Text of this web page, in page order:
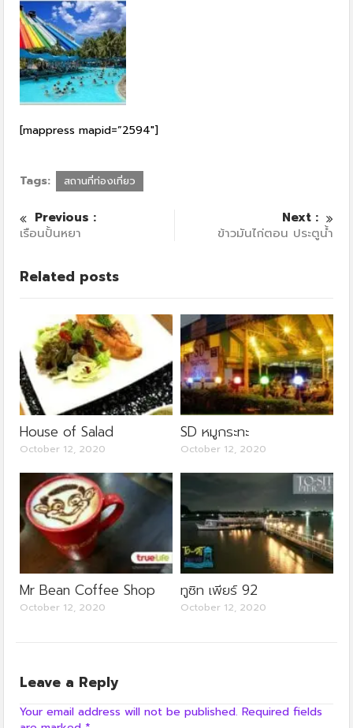
[mappress mapid=”2594″]
Tags: สถานที่ท่องเที่ยว
Previous :
เรือนปั้นหยา
Next :
ข้าวมันไก่ตอน ประตูน้ำ
Related posts
House of Salad
October 12, 2020
SD หมูกระทะ
October 12, 2020
Mr Bean Coffee Shop
October 12, 2020
ทูซิท เพียร์ 92
October 12, 2020
Leave a Reply
Your email address will not be published. Required fields